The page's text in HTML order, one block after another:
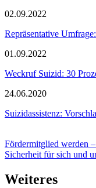
02.09.2022
Repräsentative
01.09.2022
Weckruf Suizid: 30
24.06.2020
Suizidassistenz:
Fördermitglied werden
Sicherheit für sich und
Weiteres